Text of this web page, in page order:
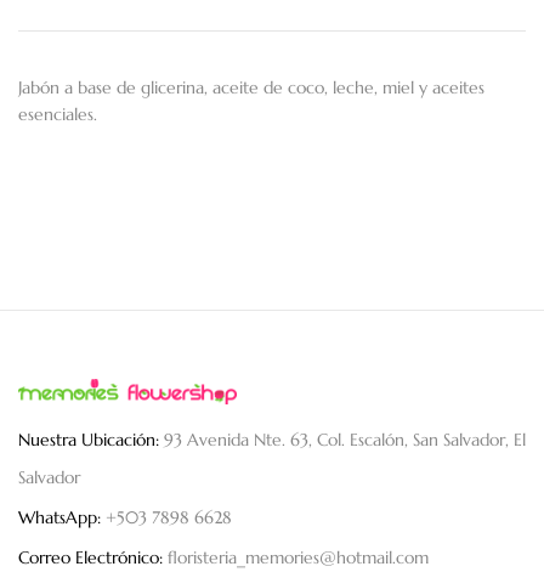
Jabón a base de glicerina, aceite de coco, leche, miel y aceites
esenciales.
Nuestra Ubicación: 93 Avenida Nte. 63, Col. Escalón, San Salvador, El
Salvador
WhatsApp: +503 7898 6628
Correo Electrónico: floristeria_memories@hotmail.com